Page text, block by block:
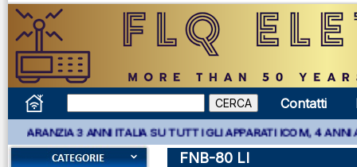
Contatti
3 ANNI ITALIA SU TUTTI GLI APPARATI ICOM, 4 ANNI APPARATI
FNB-80 LI